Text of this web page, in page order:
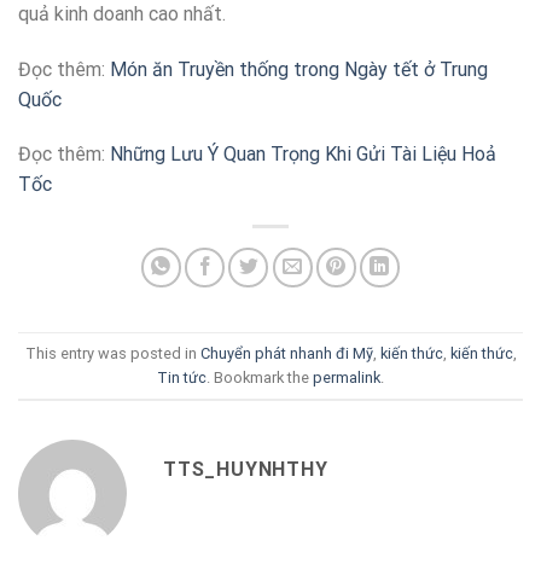
quả kinh doanh cao nhất.
Đọc thêm: Món ăn Truyền thống trong Ngày tết ở Trung
Quốc
Đọc thêm: Những Lưu Ý Quan Trọng Khi Gửi Tài Liệu Hoả
Tốc
This entry was posted in Chuyển phát nhanh đi Mỹ, kiến thức, kiến thức,
Tin tức . Bookmark the permalink
TTS_HUYNHTHY